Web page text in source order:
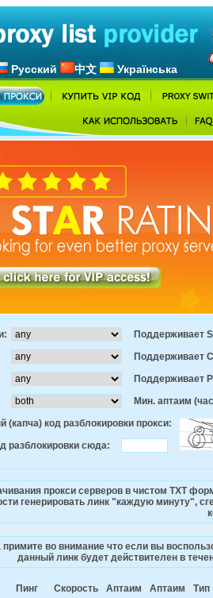
Русский 中文 Українська
Поддерживает
Поддерживает
Поддерживает
Мин. аптаим
(капча) код разблокировки прокси:
разблокировки сюда:
прокси серверов в чистом TXT
генерировать линк "каждую минуту",
во внимание что если вы
данный линк будет действителен в
Пинг Скорость Аптаим Аптаим
Тип